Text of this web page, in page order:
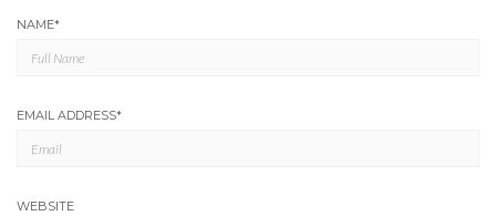
NAME*
EMAIL ADDRESS*
WEBSITE